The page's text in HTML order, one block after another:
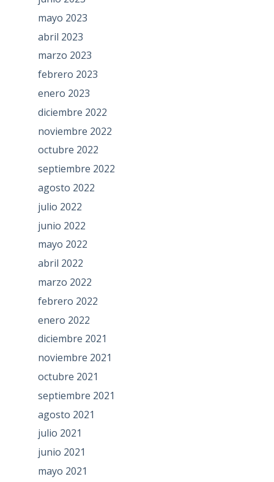
mayo 2023
abril 2023
marzo 2023
febrero 2023
enero 2023
diciembre 2022
noviembre 2022
octubre 2022
septiembre 2022
agosto 2022
julio 2022
junio 2022
mayo 2022
abril 2022
marzo 2022
febrero 2022
enero 2022
diciembre 2021
noviembre 2021
octubre 2021
septiembre 2021
agosto 2021
julio 2021
junio 2021
mayo 2021